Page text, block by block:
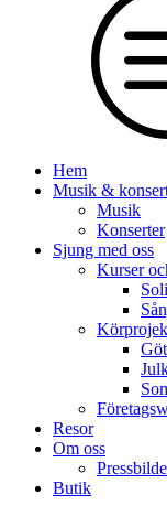
Hem
Musik &
Musik
Konserter
Sjung med oss
Kurser
Resor
Om oss
Butik